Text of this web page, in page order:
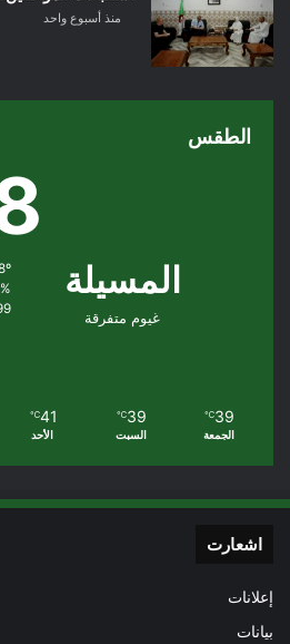
منذ أسبوع واحد
الطقس
المسيلة
غيوم متفرقة
39º - 28º
2.99
39
℃
الجمعة
39
℃
السبت
41
℃
الأحد
اشعارت
إعلانات
بيانات